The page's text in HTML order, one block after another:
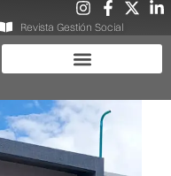
Revista Gestión Social